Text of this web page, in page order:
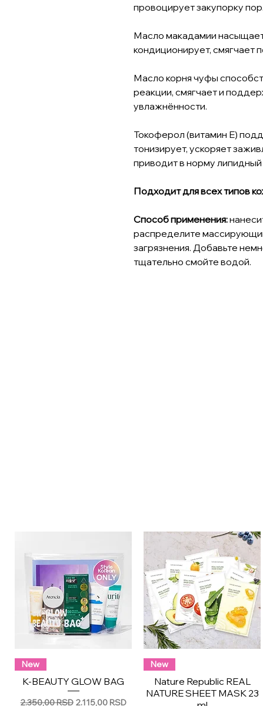
провоцирует закупорку пор.
Масло макадамии
кондиционирует, смягчает
Масло корня чуфы
реакции, смягчает и
увлажнённости.
Токоферол (витамин E)
тонизирует, ускоряет
приводит в норму липидный
Подходит для всех типов
Способ применения:
распределите
загрязнения. Добавьте
тщательно смойте водой.
New
K-BEAUTY GLOW BAG
Обычная цена
2.350,00 RSD Цена со скидкой
2.115,00 RSD
New
Nature Republic REAL
NATURE SHEET MASK 23